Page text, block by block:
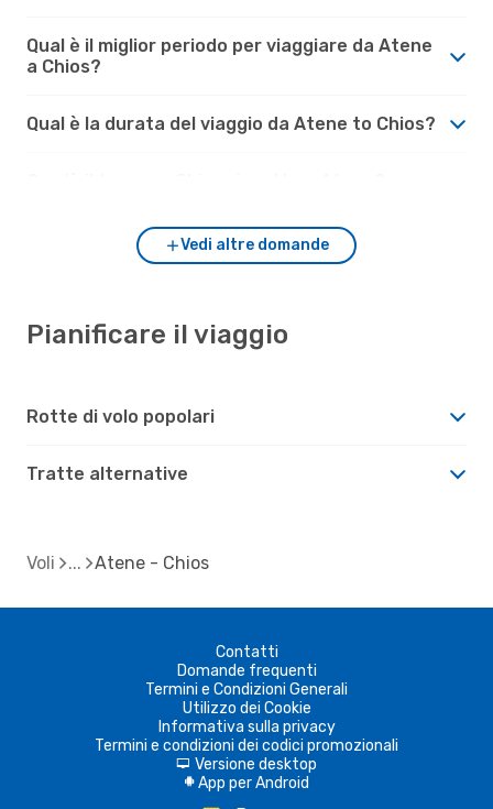
Qual è il miglior periodo per viaggiare da Atene
a Chios?
Qual è la durata del viaggio da Atene to Chios?
Vedi altre domande
Pianificare il viaggio
Rotte di volo popolari
Tratte alternative
Voli Atene - Chios
Contatti
Domande frequenti
Termini e Condizioni Generali
Utilizzo dei Cookie
Informativa sulla privacy
Termini e condizioni dei codici promozionali
d Versione desktop
A App per Android